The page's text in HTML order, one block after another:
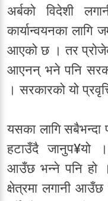
अर्बको विदेशी
कार्यान्वयनका लागि
आएको छ । तर
आएनन् भने पनि
। सरकारको यो
यसका लागि सबैभन्दा
हटाउँदै जानुप¥यो
आउँछ भन्ने पनि हो ।
क्षेत्रमा लगानी आउँछ